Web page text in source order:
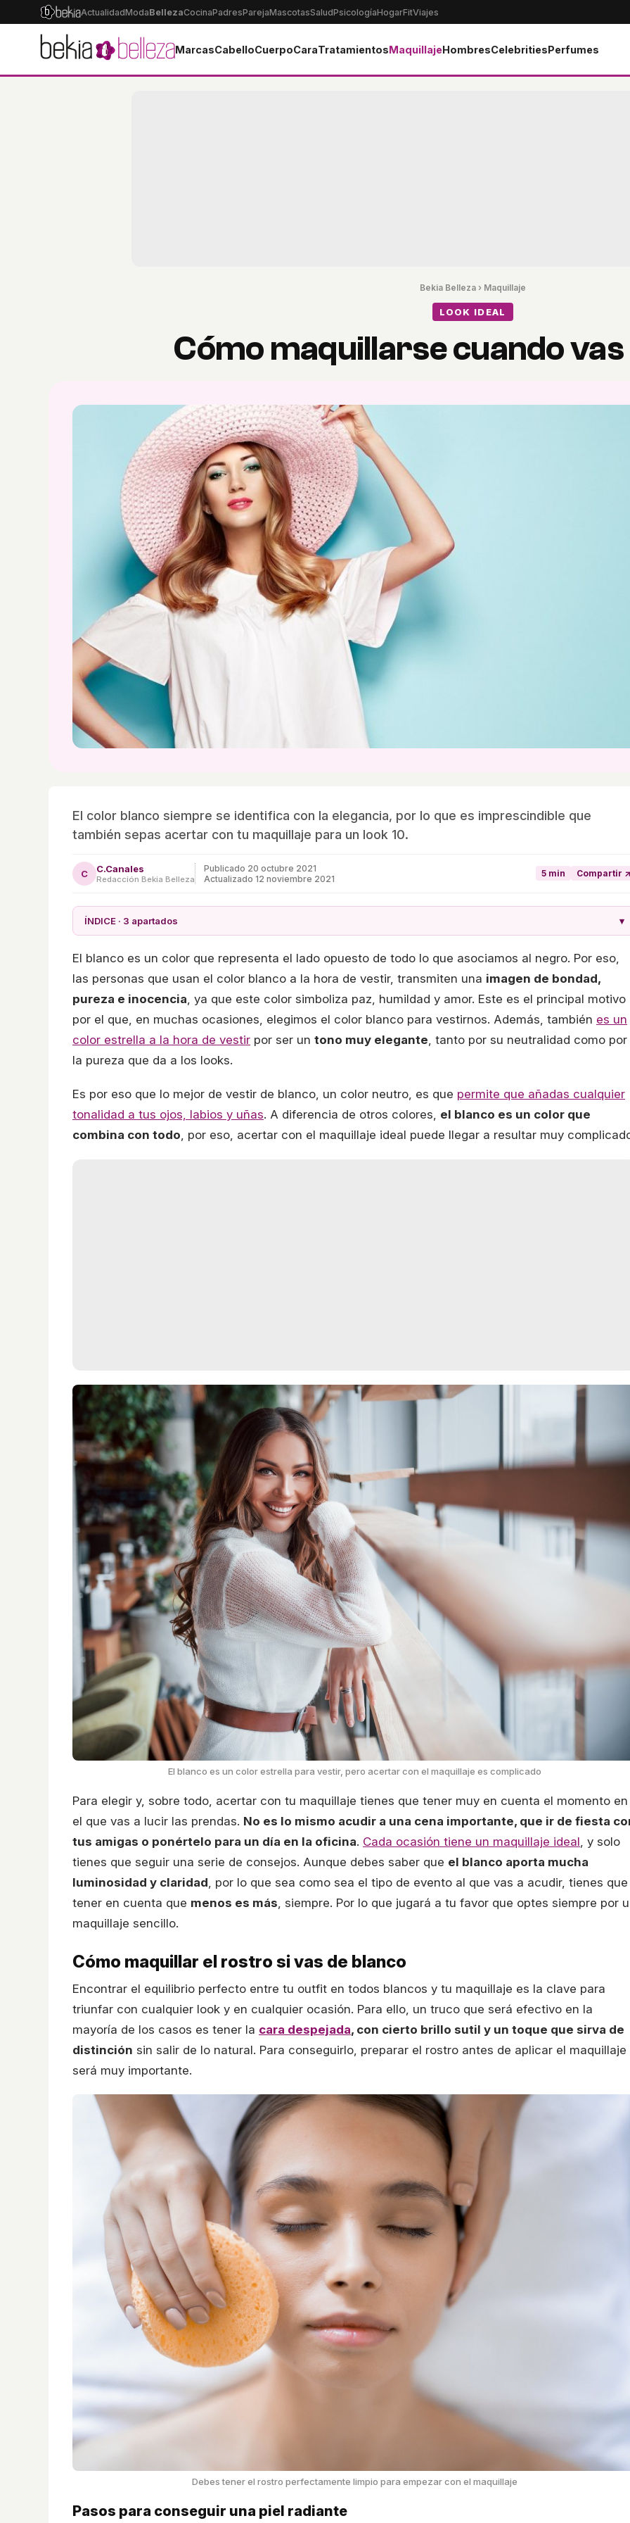
ActualidadModaBellezaCocinaPadresParejaMascotasSaludPsicologíaHogarFitViajes
MarcasCabelloCuerpoCaraTratamientosMaquillajeHombresCelebritiesPerfumes
Bekia Belleza› Maquillaje
LOOK IDEAL
Cómo maquillarse cuando
El color blanco siempre se identifica con la elegancia, por lo que es imprescindible que
también sepas acertar con tu maquillaje para un look 10.
C C.Canales
Redacción Bekia Belleza
Publicado 20 octubre 2021
Actualizado 12 noviembre 2021
5 min Compartir ↗
ÍNDICE · 3 apartados ▾
El blanco es un color que representa el lado opuesto de todo lo que asociamos al negro. Por eso,
las personas que usan el color blanco a la hora de vestir, transmiten una imagen de bondad,
pureza e inocencia , ya que este color simboliza paz, humildad y amor. Este es el principal motivo
por el que, en muchas ocasiones, elegimos el color blanco para vestirnos. Además, también es un
color estrella a la hora de vestir por ser un tono muy elegante , tanto por su neutralidad como por
la pureza que da a los looks.
Es por eso que lo mejor de vestir de blanco, un color neutro, es que permite que añadas cualquier
tonalidad a tus ojos, labios y uñas. A diferencia de otros colores, el blanco es un color que
combina con todo , por eso, acertar con el maquillaje ideal puede llegar a resultar muy
El blanco es un color estrella para vestir, pero acertar con el maquillaje es complicado
Para elegir y, sobre todo, acertar con tu maquillaje tienes que tener muy en cuenta el momento en
el que vas a lucir las prendas. No es lo mismo acudir a una cena importante, que ir de fiesta
tus amigas o ponértelo para un día en la oficina. Cada ocasión tiene un maquillaje ideal, y solo
tienes que seguir una serie de consejos. Aunque debes saber que el blanco aporta mucha
luminosidad y claridad, por lo que sea como sea el tipo de evento al que vas a acudir, tienes que
tener en cuenta que menos es más, siempre. Por lo que jugará a tu favor que optes siempre por
maquillaje sencillo.
Cómo maquillar el rostro si vas de blanco
Encontrar el equilibrio perfecto entre tu outfit en todos blancos y tu maquillaje es la clave para
triunfar con cualquier look y en cualquier ocasión. Para ello, un truco que será efectivo en la
mayoría de los casos es tener la cara despejada, con cierto brillo sutil y un toque que sirva de
distinción sin salir de lo natural. Para conseguirlo, preparar el rostro antes de aplicar el maquillaje
será muy importante.
Debes tener el rostro perfectamente limpio para empezar con el maquillaje
Pasos para conseguir una piel radiante